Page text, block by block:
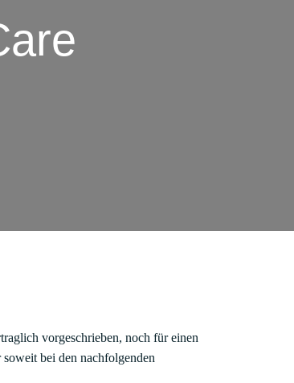
vorgeschrieben, noch für einen
bei den nachfolgenden